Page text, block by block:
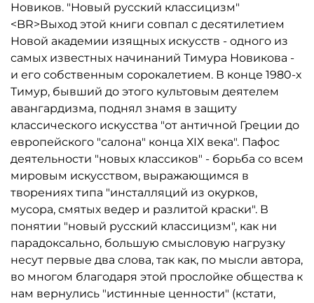
Новиков. "Новый русский классицизм"
<BR>Выход этой книги совпал с десятилетием
Новой академии изящных искусств - одного из
самых известных начинаний Тимура Новикова -
и его собственным сорокалетием. В конце 1980-х
Тимур, бывший до этого культовым деятелем
авангардизма, поднял знамя в защиту
классического искусства "от античной Греции до
европейского "салона" конца ХIХ века". Пафос
деятельности "новых классиков" - борьба со всем
мировым искусством, выражающимся в
творениях типа "инсталляций из окурков,
мусора, смятых ведер и разлитой краски". В
понятии "новый русский классицизм", как ни
парадоксально, большую смысловую нагрузку
несут первые два слова, так как, по мысли автора,
во многом благодаря этой прослойке общества к
нам вернулись "истинные ценности" (кстати,